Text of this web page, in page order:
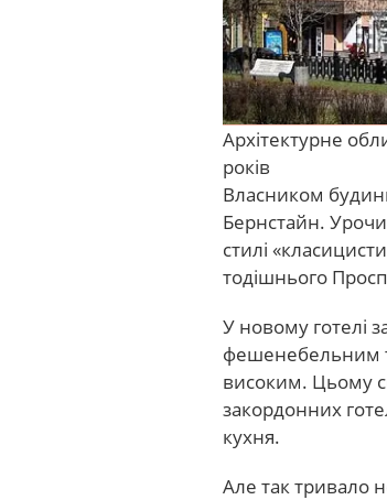
Архітектурне
років
Власником
Бернстайн.
стилі
тодішнього
У новому готелі
фешенебельним
високим. Цьому
закордонних
кухня.
Але так тривало